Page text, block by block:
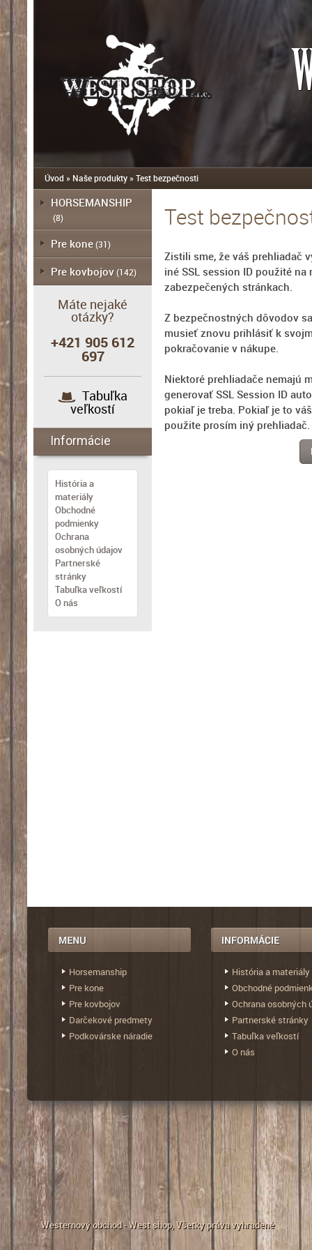
Úvod » Naše produkty»Test bezpečnosti
Test
Zistili sme, že váš prehliadač
iné SSL session ID použité na
zabezpečených stránkach.
Z bezpečnostných dôvodov
musieť znovu prihlásiť k
pokračovanie v nákupe.
Niektoré prehliadače nemajú
generovať SSL Session ID
pokiaľ je treba. Pokiaľ je to
použite prosím iný prehliadač.
HORSEMANSHIP
(8)
Pre kone(31)
Pre kovbojov(142)
Máte nejaké
otázky?
+421 905 612
697
Tabuľka
veľkostí
Informácie
História a
materiály
Obchodné
podmienky
Ochrana
osobných údajov
Partnerské
stránky
Tabuľka veľkostí
O nás
Horsemanship
Pre kone
Pre kovbojov
Darčekové predmety
Podkovárske náradie
História a materiály
Obchodné
Ochrana osobných
Partnerské stránky
Tabuľka veľkostí
O nás
Westernový obchod - West shop, Všetky práva vyhradené